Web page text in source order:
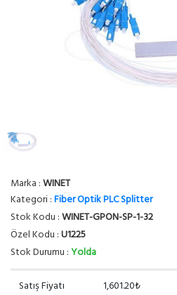
Marka :WINET
Kategori :Fiber Optik PLC Splitter
Stok Kodu :WINET-GPON-SP-1-32
Özel Kodu :U1225
Stok Durumu :Yolda
Satış Fiyatı 1,601.20₺